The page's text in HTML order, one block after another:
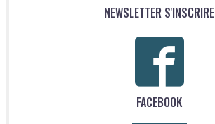
NEWSLETTER S'INSCRIRE
FACEBOOK